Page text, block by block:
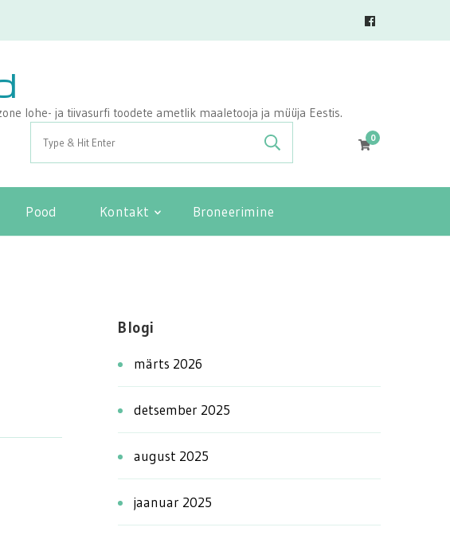
lohe- ja tiivasurfi toodete ametlik maaletooja ja müüja Eestis.
for:
0
Pood Kontakt Broneerimine
Blogi
märts 2026
detsember 2025
august 2025
jaanuar 2025